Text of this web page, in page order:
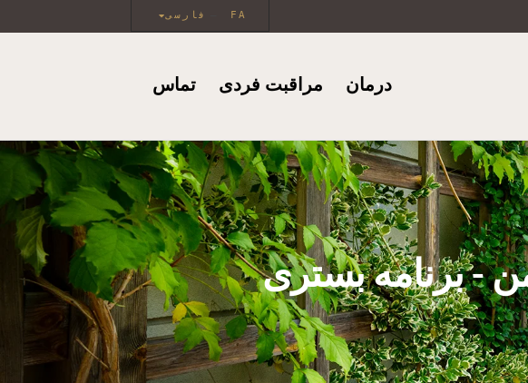
فارسی FA
درمان مراقبت فردی تماس
برنامه بستری